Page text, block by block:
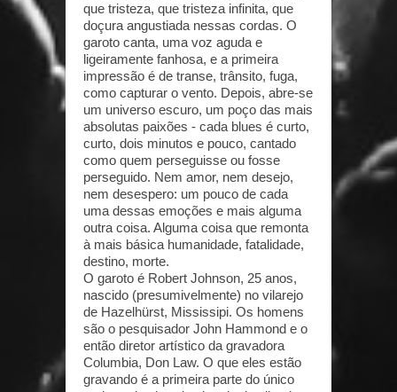
que tristeza, que tristeza infinita, que
doçura angustiada nessas cordas. O
garoto canta, uma voz aguda e
ligeiramente fanhosa, e a primeira
impressão é de transe, trânsito, fuga,
como capturar o vento. Depois, abre-se
um universo escuro, um poço das mais
absolutas paixões - cada blues é curto,
curto, dois minutos e pouco, cantado
como quem perseguisse ou fosse
perseguido. Nem amor, nem desejo,
nem desespero: um pouco de cada
uma dessas emoções e mais alguma
outra coisa. Alguma coisa que remonta
à mais básica humanidade, fatalidade,
destino, morte.
O garoto é Robert Johnson, 25 anos,
nascido (presumivelmente) no vilarejo
de Hazelhürst, Mississipi. Os homens
são o pesquisador John Hammond e o
então diretor artístico da gravadora
Columbia, Don Law. O que eles estão
gravando é a primeira parte do único